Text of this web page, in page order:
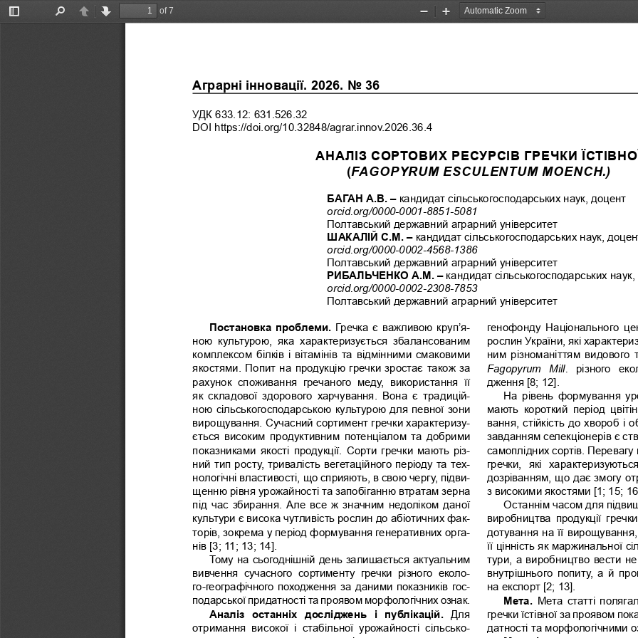
Toggle
PreviousNext
of 7
Zoom
Zoom
Аграрні інновації. 2026. No 36
УДК 633.12: 631.526.32
DOI https://doi.org/10.32848/agrar.innov.2026.36.4
АНАЛІЗ СОРТОВИХ РЕСУРСІВ ГРЕЧКИ
(FAGOPYRUM ESCULENTUM MOENCH.)
БАГАН А.В. – кандидат сільськогосподарських наук, доцент
orcid.org/0000-0001-8851-5081
Полтавський державний аграрний університет
ШАКАЛІЙ С.М. – кандидат сільськогосподарських наук,
orcid.org/0000-0002-4568-1386
Полтавський державний аграрний університет
РИБАЛЬЧЕНКО А.М. – кандидат сільськогосподарських
orcid.org/0000-0002-2308-7853
Полтавський державний аграрний університет
Постановка проблеми. Гречка є важливою круп’я-
ною  культурою,  яка  характеризується  збалансованим
комплексом білків і вітамінів та відмінними смаковими
якостями. Попит на продукцію гречки зростає також за
рахунок  споживання  гречаного  меду,  використання  її
як  складової  здорового  харчування.  Вона  є  традицій-
ною сільськогосподарською культурою для певної зони
вирощування. Сучасний сортимент гречки характеризу-
ється високим продуктивним потенціалом та добрими
показниками якості продукції. Сорти гречки мають різ-
ний тип росту, тривалість вегетаційного періоду та тех-
нологічні властивості, що сприяють, в свою чергу, підви-
щенню рівня урожайності та запобіганню втратам зерна
під час збирання. Але все ж значним недоліком даної
культури є висока чутливість рослин до абіотичних фак-
торів, зокрема у період формування генеративних орга-
нів [3; 11; 13; 14].
Тому на сьогоднішній день залишається актуальним
вивчення  сучасного  сортименту  гречки  різного  еколо-
го-географічного походження за даними показників гос-
подарської придатності та проявом морфологічних ознак.
Аналіз  останніх  досліджень  і  публікацій.
  Для
отримання  високої  і  стабільної  урожайності  сільсько-
генофонду  Національного
рослин України, які
ним різноманіттям видового
Fagopyrum   Mill.
різного
дження [8; 12].
На рівень формування
мають  короткий  період
вання, стійкість до хвороб і
завданням селекціонерів є
самоплідних сортів.
гречки,  які
дозріванням, що дає змогу
з високими якостями [1; 15;
Останнім часом для
виробництва  продукції
дотування на її
її цінність як маржинальної
тури, а виробництво вести
внутрішнього попиту, а й
на експорт [2; 13].
Мета.
Мета статті
гречки їстівної за проявом
датності та морфологічними